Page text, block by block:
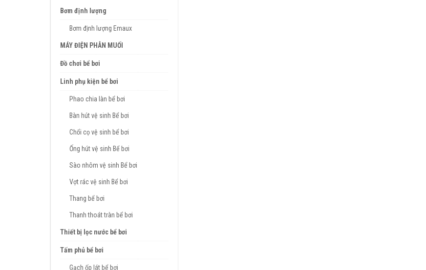
Bơm định lượng
Bơm định lượng Emaux
MÁY ĐIỆN PHÂN MUỐI
Đồ chơi bể bơi
Linh phụ kiện bể bơi
Phao chia làn bể bơi
Bàn hút vệ sinh Bể bơi
Chổi cọ vệ sinh bể bơi
Ống hút vệ sinh Bể bơi
Sào nhôm vệ sinh Bể bơi
Vợt rác vệ sinh Bể bơi
Thang bể bơi
Thanh thoát tràn bể bơi
Thiết bị lọc nước bể bơi
Tấm phủ bể bơi
Gạch ốp lát bể bơi